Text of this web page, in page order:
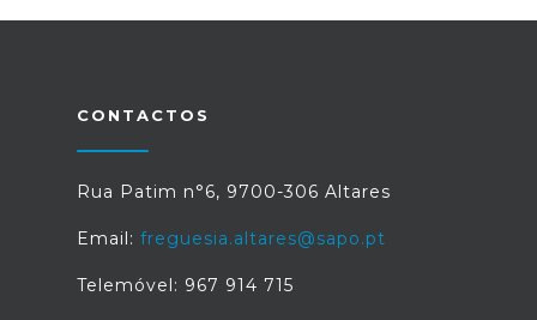
CONTACTOS
Rua Patim n°6, 9700-306 Altares
Email: freguesia.altares@sapo.pt
Telemóvel: 967 914 715